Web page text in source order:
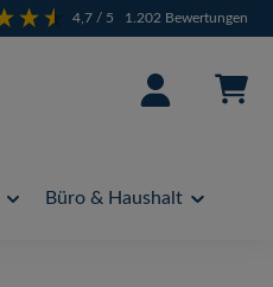
4,7 / 5 1.202 Bewertungen
Büro & Haushalt